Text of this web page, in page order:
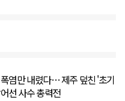
염만 내렸다… 제주 덮친 '초기
선 사수 총력전